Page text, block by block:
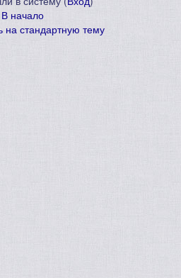
В начало
на стандартную тему